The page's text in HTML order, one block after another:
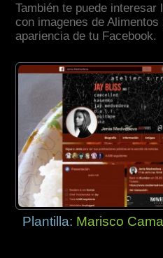
También te puede
con imagenes de
apariencia de tu Facebook.
Plantilla: Marisco